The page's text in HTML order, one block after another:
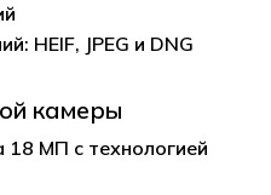
HEIF, JPEG и DNG
камеры
МП с технологией